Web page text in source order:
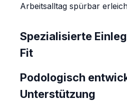
Arbeitsalltag spürbar
Spezialisierte
Fit
Podologisch
Unterstützung